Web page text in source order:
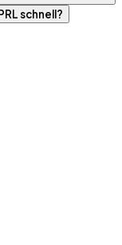
schnell?